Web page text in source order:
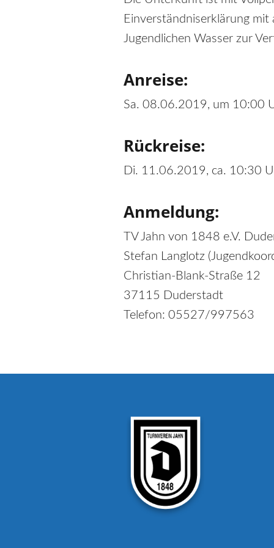
Einverständniserklärung
Jugendlichen Wasser zur
Anreise:
Sa. 08.06.2019, um 10:00
Rückreise:
Di. 11.06.2019, ca. 10:30
Anmeldung:
TV Jahn von 1848 e.V.
Stefan Langlotz
Christian-Blank-Straße 12
37115 Duderstadt
Telefon: 05527/997563